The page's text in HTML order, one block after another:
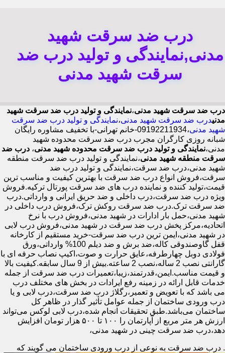
درب ضد سرقت شهید
مدنی,نمایندگی و تولید درب ضد
سرقت شهید مدنی
درب ضد سرقت شهید مدنی،نمایندگی و تولید درب ضد سرقت شهید
مدنیدرب ضد سرقت شهید مدنی،نمایندگی و تولید درب ضد سرقت
شهید مدنی
،09192211934-خانم تهرانی-با تخفیف مشاوره رایگان
شبانه روزی کارگران مجرب درب ضد سرقت محدوده شهید
مدنی،نمایندگی و تولید درب ضد سرقت محدوده شهید مدنی، درب ضد
سرقت منطقه شهید مدنی،نمایندگی و تولید درب ضد سرقت منطقه
شهید مدنی،درب ضد سرقت،نمایندگی و تولید درب ضد
سرقت،فروش انواع درب ضد سرقت با بهترین کیفیت و مناسب ترین
قیمت،تولید کننده و نماینده درب های ضد سرقت پورتال ترکیه.فروش
ویژه درب ضد سرقت،درب داخلی و ضد حریق ایرانی و وارداتی.درب
ضد سرقت ترک.درب ضد سرقت روکش ترک،فروش درب داخلی در
شهید مدنی،حمل بار ادارات در شهید مدنی،فروش درب با نرخ
اتحادیه،مرکز پخش درب ضد سرقت در شهید مدنی،فروش درب لابی
در شهید مدنی،ایمن ترین درب ضد سرقت-خرید مستقیم از کارخانه
قفل گاوصندوقی کاله،ضد برش و ضد دیلم 100% وارداتی،ورق
فولادی دوبل چهارطرفه،عایق حرارت و صوت،اکیپ نصاب حرفه ای با
گارانتی نصب 2 ساله،نصب 2 ساعته.بیش از 9 سال سابقه.کیفیت بالا
و قیمت مناسب.ایمن،قدرتمند،زیبا،تعمیرات درب ضد سرقت از جمله
خدمات قابل ارائه در زمینه رفع ایرادات در بخش های مختلف درب
می باشد که با تعویض و تعمیر،رگلاژ درب ضد سرقت،درب لابی و یا
درب ورودی ساختمان از جمله عوامل تأثیر گذار در ظاهر کل
ساختمان می‌باشد.طبق تحقیقات انجام شده،درب لابی لوکس می‌تواند
ارزش هر متر مربع از آپارتمان را ۱۰۰ تا ۵۰۰ هزار تومان افزایش
دهد،درب ضد سرقت چینی در شهید مدنی،
. درب ضد سرقت به نوعی از درب ورودی ساختمان می گویند که